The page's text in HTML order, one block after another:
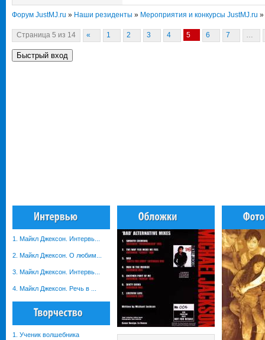
Форум JustMJ.ru » Наши резиденты » Мероприятия и конкурсы JustMJ.ru »
Страница 5 из 14 « 1 2 3 4 5 6 7 …
1. Майкл Джексон. Интервь...
2. Майкл Джексон. О любим...
3. Майкл Джексон. Интервь...
4. Майкл Джексон. Речь в ...
1. Ученик волшебника